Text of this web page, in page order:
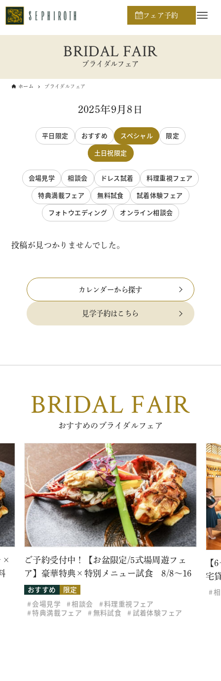
フェア予約
BRIDAL FAIR
ブライダルフェア
ホーム ブライダルフェア
2025年9月8日
平日限定 おすすめ スペシャル
限定
土日祝限定
会場見学 相談会 ドレス試着
料理重視フェア
特典満載フェア
無料試食
試着体験フェア
フォトウエディング
オンライン相談会
投稿が見つかりませんでした。
カレンダーから探す
見学予約はこちら
BRIDAL FAIR
おすすめのブライダルフェア
×
ご予約受付中！【お盆限定/5式場周遊フェ
ア】豪華特典×特別メニュー試食 8/8～16
おすすめ
限定
会場見学
相談会
料理重視フェア
特典満載フェア
無料試食 試着体験フェア
【
宅